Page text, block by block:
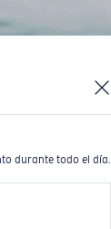
durante todo el día.